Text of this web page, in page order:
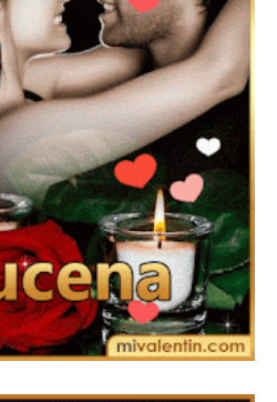
San Valentín para Amigas